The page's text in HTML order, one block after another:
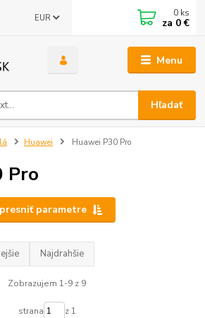
Menu
EUR
Hľadať
0 ks
za 0 €
Huawei Huawei P30 Pro
Pro
parametre
Najdrahšie
Zobrazujem 1-9 z 9
strana z 1